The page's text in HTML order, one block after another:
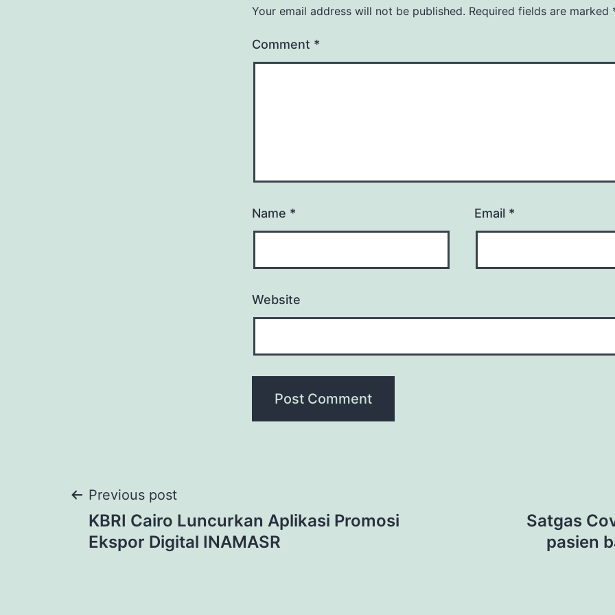
Your email address will not be published. Required fields are marked
Comment *
Name * Email *
Website
Post
navigation
Previous post
KBRI Cairo Luncurkan Aplikasi Promosi
Ekspor Digital INAMASR
Satgas
pasien